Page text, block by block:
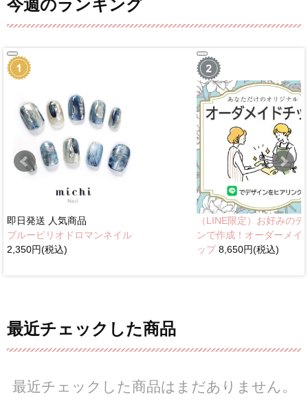
今週のランキング
即日発送 人気商品
ブルーピリオドロマンネイル
2,350円(税込)
（LINE限定）お好みのデ
ンで作成！オーダーメイ
ップ8,650円(税込)
最近チェックした商品
最近チェックした商品はまだありません。